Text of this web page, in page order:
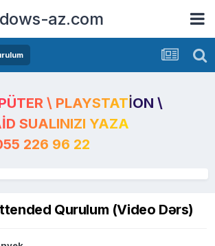
az.com
\ PLAYSTATION \
SUALINIZI YAZA
226 96 22
Qurulum (Video Dərs)